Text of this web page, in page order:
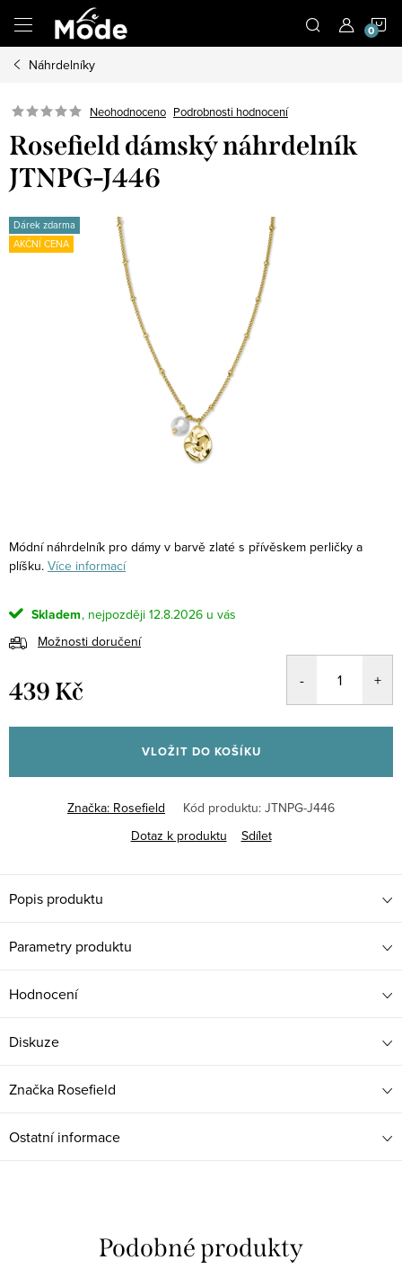
obsah
Náhrdelníky
Neohodnoceno Podrobnosti hodnocení
Rosefield dámský náhrdelník
JTNPG-J446
Dárek zdarma
AKČNÍ CENA
Módní náhrdelník pro dámy v barvě zlaté s přívěskem perličky a
plíšku. Více informací
Skladem
12.8.2026
Možnosti doručení
439 Kč
cena:
VLOŽIT DO KOŠÍKU
Značka: Rosefield Kód produktu: JTNPG-J446
Dotaz k produktu
Sdílet
Popis produktu
Parametry produktu
Hodnocení
Diskuze
Značka Rosefield
Ostatní informace